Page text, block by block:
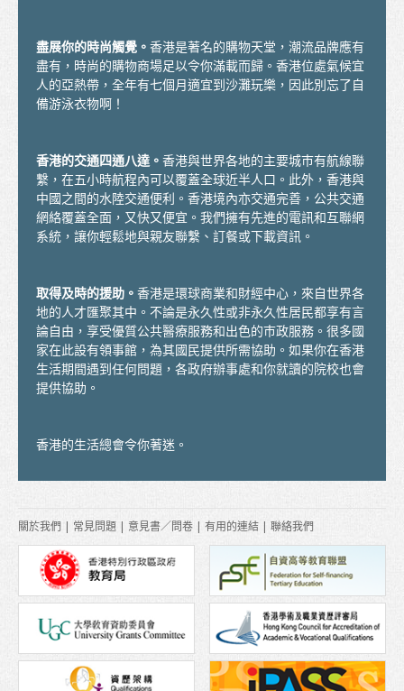
非本地學生的受養人入境安排
日常開支
保險
理財
電訊
地圖
學生心聲
亞洲
歐洲
非洲
畢業後
留港進修
在香港工作
盡展你的時尚觸覺。香港是著名的購物天堂，潮流品牌應有
盡有，時尚的購物商場足以令你滿載而歸。香港位處氣候宜
人的亞熱帶，全年有七個月適宜到沙灘玩樂，因此別忘了自
備游泳衣物啊！
香港的交通四通八達。香港與世界各地的主要城巿有航線聯
繫，在五小時航程內可以覆蓋全球近半人口。此外，香港與
中國之間的水陸交通便利。香港境內亦交通完善，公共交通
網絡覆蓋全面，又快又便宜。我們擁有先進的電訊和互聯網
系統，讓你輕鬆地與親友聯繫、訂餐或下載資訊。
取得及時的援助。香港是環球商業和財經中心，來自世界各
地的人才匯聚其中。不論是永久性或非永久性居民都享有言
論自由，享受優質公共醫療服務和出色的巿政服務。很多國
家在此設有領事館，為其國民提供所需協助。如果你在香港
生活期間遇到任何問題，各政府辦事處和你就讀的院校也會
提供協助。
香港的生活總會令你著迷。
關於我們 | 常見問題 | 意見書／問卷 | 有用的連結 | 聯絡我們